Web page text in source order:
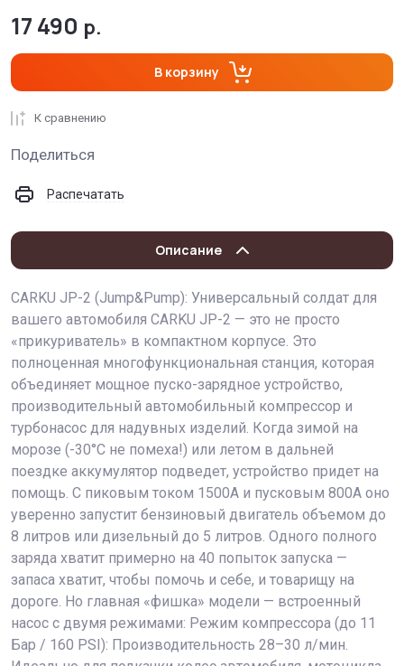
17 490 р.
В корзину
К сравнению
Поделиться
Распечатать
Описание
CARKU JP-2 (Jump&Pump): Универсальный солдат для
вашего автомобиля CARKU JP-2 — это не просто
«прикуриватель» в компактном корпусе. Это
полноценная многофункциональная станция, которая
объединяет мощное пуско-зарядное устройство,
производительный автомобильный компрессор и
турбонасос для надувных изделий. Когда зимой на
морозе (-30°C не помеха!) или летом в дальней
поездке аккумулятор подведет, устройство придет на
помощь. С пиковым током 1500А и пусковым 800А оно
уверенно запустит бензиновый двигатель объемом до
8 литров или дизельный до 5 литров. Одного полного
заряда хватит примерно на 40 попыток запуска —
запаса хватит, чтобы помочь и себе, и товарищу на
дороге. Но главная «фишка» модели — встроенный
насос с двумя режимами: Режим компрессора (до 11
Бар / 160 PSI): Производительность 28–30 л/мин.